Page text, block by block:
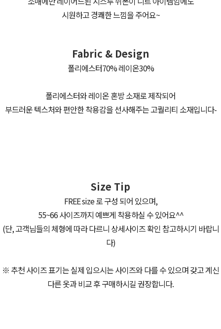
시원하고 경쾌한 느낌을 주어요~
Fabric & Design
폴리에스터70% 레이온30%
폴리에스터와 레이온 혼방 소재로 제작되어
부드러운 텍스처와 편안한 착용감을 선사해주는 고퀄리티 소재입니다-
Size Tip
FREE size 로 구성 되어 있으며,
55~66 사이즈까지 예쁘게 착용하실 수 있어요^^
(단, 고객님들의 체형에 따라 다르니 상세사이즈 확인 참고하시기 바랍니
다)
※ 추천 사이즈 표기는 실제 입으시는 사이즈와 다를 수 있으며 갖고 계신
다른 옷과 비교 후 구매하시길 권장합니다.